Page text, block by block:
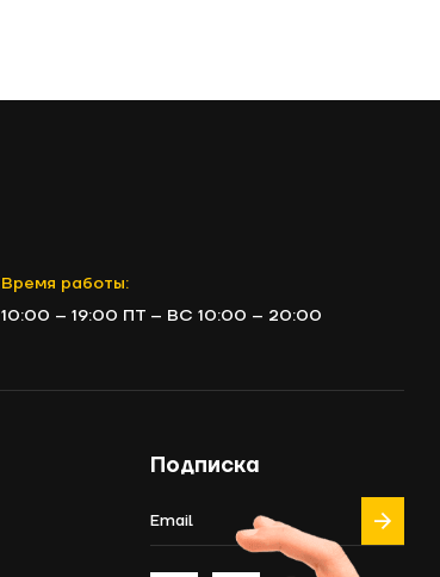
Время работы:
10:00 – 19:00 ПТ – ВС 10:00 – 20:00
Подписка